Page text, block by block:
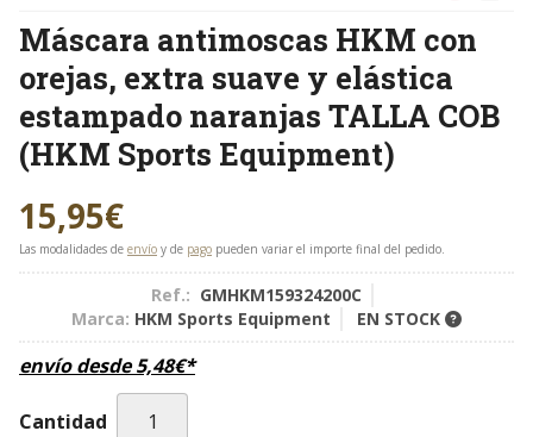
Máscara antimoscas HKM con
orejas, extra suave y elástica
estampado naranjas TALLA COB
(HKM Sports Equipment)
15,95€
Las modalidades de envío y de pago pueden variar el importe final del pedido.
Ref.: GMHKM159324200C
Marca: HKM Sports Equipment EN STOCK
envío desde5,48€*
Cantidad